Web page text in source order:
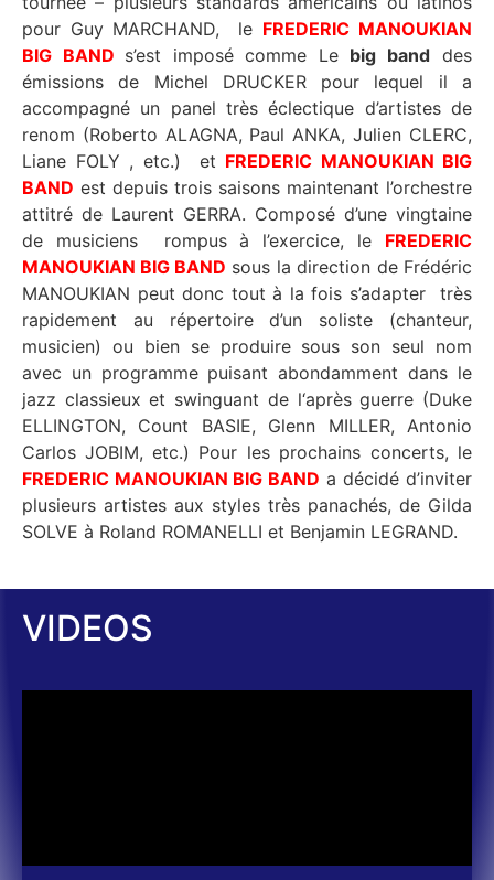
pour Guy MARCHAND, le FREDERIC MANOUKIAN
BIG BAND s’est imposé comme Le big band des
émissions de Michel DRUCKER pour lequel il a
accompagné un panel très éclectique d’artistes de
renom (Roberto ALAGNA, Paul ANKA, Julien CLERC,
Liane FOLY , etc.) et FREDERIC MANOUKIAN BIG
BAND est depuis trois saisons maintenant l’orchestre
attitré de Laurent GERRA. Composé d’une vingtaine
de musiciens rompus à l’exercice, le FREDERIC
MANOUKIAN BIG BAND sous la direction de Frédéric
MANOUKIAN peut donc tout à la fois s’adapter très
rapidement au répertoire d’un soliste (chanteur,
musicien) ou bien se produire sous son seul nom
avec un programme puisant abondamment dans le
jazz classieux et swinguant de l‘après guerre (Duke
ELLINGTON, Count BASIE, Glenn MILLER, Antonio
Carlos JOBIM, etc.) Pour les prochains concerts, le
FREDERIC MANOUKIAN BIG BAND a décidé d’inviter
plusieurs artistes aux styles très panachés, de Gilda
SOLVE à Roland ROMANELLI et Benjamin LEGRAND.
VIDEOS